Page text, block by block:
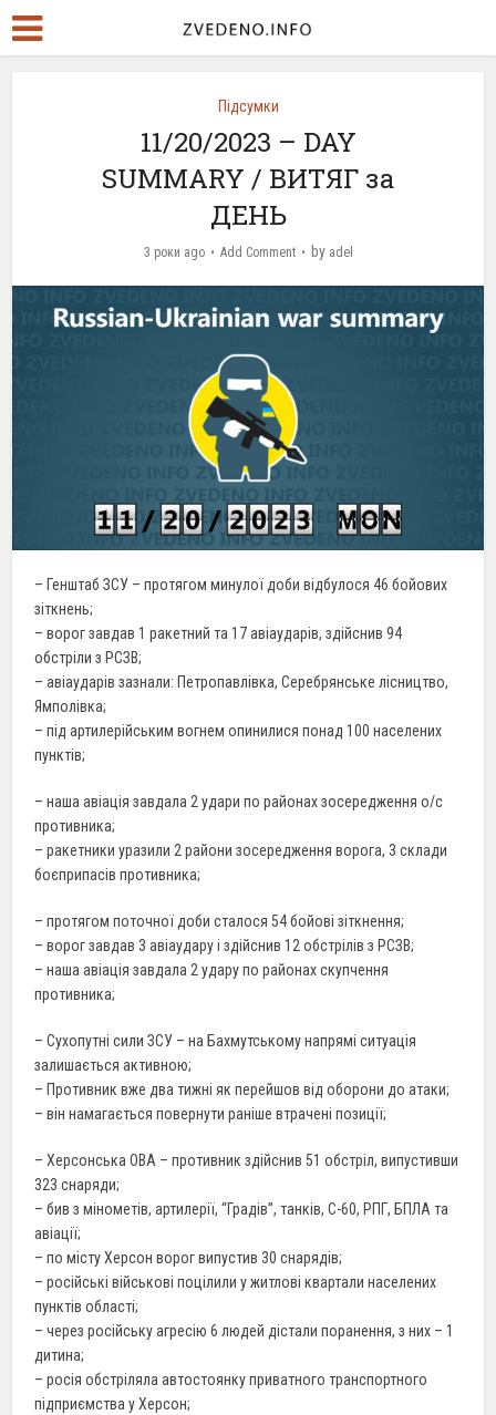
Підсумки
11/20/2023 – DAY
SUMMARY / ВИТЯГ за
ДЕНЬ
3 роки ago Add Comment by adel
– Генштаб ЗСУ – протягом минулої доби відбулося 46 бойових
зіткнень;
– ворог завдав 1 ракетний та 17 авіаударів, здійснив 94
обстріли з РСЗВ;
– авіаударів зазнали: Петропавлівка, Серебрянське лісництво,
Ямполівка;
– під артилерійським вогнем опинилися понад 100 населених
пунктів;
– наша авіація завдала 2 удари по районах зосередження о/с
противника;
– ракетники уразили 2 райони зосередження ворога, 3 склади
боєприпасів противника;
– протягом поточної доби сталося 54 бойові зіткнення;
– ворог завдав 3 авіаудару і здійснив 12 обстрілів з РСЗВ;
– наша авіація завдала 2 удару по районах скупчення
противника;
– Сухопутні сили ЗСУ – на Бахмутському напрямі ситуація
залишається активною;
– Противник вже два тижні як перейшов від оборони до атаки;
– він намагається повернути раніше втрачені позиції;
– Херсонська ОВА – противник здійснив 51 обстріл, випустивши
323 снаряди;
– бив з мінометів, артилерії, “Градів”, танків, С-60, РПГ, БПЛА та
авіації;
– по місту Херсон ворог випустив 30 снарядів;
– російські військові поцілили у житлові квартали населених
пунктів області;
– через російську агресію 6 людей дістали поранення, з них – 1
дитина;
– росія обстріляла автостоянку приватного транспортного
підприємства у Херсон;